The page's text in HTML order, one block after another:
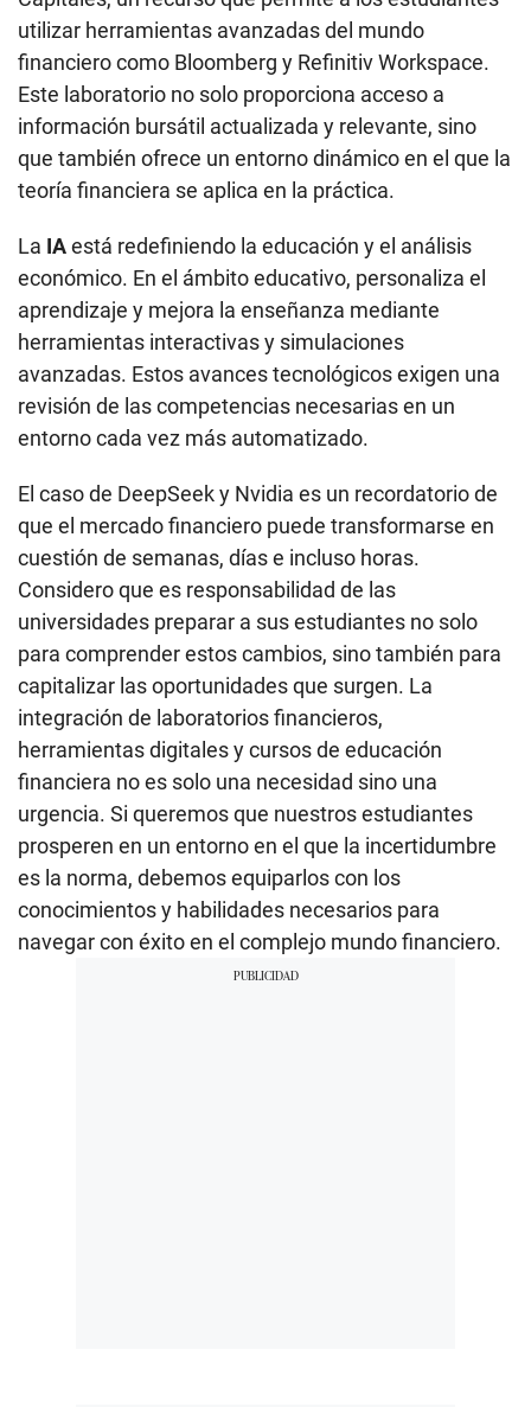
utilizar herramientas avanzadas del mundo
financiero como Bloomberg y Refinitiv Workspace.
Este laboratorio no solo proporciona acceso a
información bursátil actualizada y relevante, sino
que también ofrece un entorno dinámico en el que la
teoría financiera se aplica en la práctica.
La IAestá redefiniendo la educación y el análisis
económico. En el ámbito educativo, personaliza el
aprendizaje y mejora la enseñanza mediante
herramientas interactivas y simulaciones
avanzadas. Estos avances tecnológicos exigen una
revisión de las competencias necesarias en un
entorno cada vez más automatizado.
El caso de DeepSeek y Nvidia es un recordatorio de
que el mercado financiero puede transformarse en
cuestión de semanas, días e incluso horas.
Considero que es responsabilidad de las
universidades preparar a sus estudiantes no solo
para comprender estos cambios, sino también para
capitalizar las oportunidades que surgen. La
integración de laboratorios financieros,
herramientas digitales y cursos de educación
financiera no es solo una necesidad sino una
urgencia. Si queremos que nuestros estudiantes
prosperen en un entorno en el que la incertidumbre
es la norma, debemos equiparlos con los
conocimientos y habilidades necesarios para
navegar con éxito en el complejo mundo financiero.